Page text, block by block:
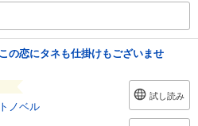
の恋にタネも仕掛けもございませ
ノベル
試し読み